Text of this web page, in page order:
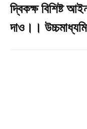
দ্বিকক্ষ বিশিষ্ট
দাও।।